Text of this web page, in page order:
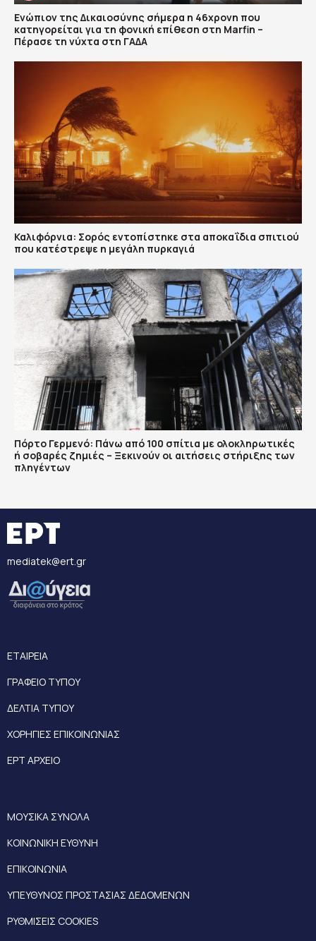
Ενώπιον της Δικαιοσύνης σήμερα η 46χρονη που
κατηγορείται για τη φονική επίθεση στη Marfin –
Πέρασε τη νύχτα στη ΓΑΔΑ
Καλιφόρνια: Σορός εντοπίστηκε στα αποκαΐδια σπιτιού
που κατέστρεψε η μεγάλη πυρκαγιά
Πόρτο Γερμενό: Πάνω από 100 σπίτια με ολοκληρωτικές
ή σοβαρές ζημιές – Ξεκινούν οι αιτήσεις στήριξης των
πληγέντων
mediatek@ert.gr
ΕΤΑΙΡΕΙΑ
ΓΡΑΦΕΙΟ ΤΥΠΟΥ
ΔΕΛΤΙΑ ΤΥΠΟΥ
ΧΟΡΗΓΙΕΣ ΕΠΙΚΟΙΝΩΝΙΑΣ
ΕΡΤ ΑΡΧΕΙΟ
ΜΟΥΣΙΚΑ ΣΥΝΟΛΑ
ΚΟΙΝΩΝΙΚΗ ΕΥΘΥΝΗ
ΕΠΙΚΟΙΝΩΝΙΑ
ΥΠΕΥΘΥΝΟΣ ΠΡΟΣΤΑΣΙΑΣ ΔΕΔΟΜΕΝΩΝ
ΡΥΘΜΙΣΕΙΣ COOKIES